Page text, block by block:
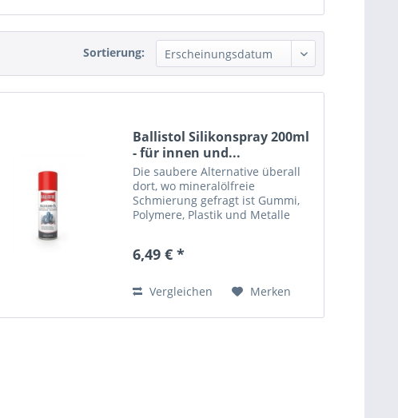
Sortierung:
Ballistol Silikonspray 200ml
- für innen und...
Die saubere Alternative überall
dort, wo mineralölfreie
Schmierung gefragt ist Gummi,
Polymere, Plastik und Metalle
getriebe in Schuss bleiben
6,49 € *
Vergleichen Merken